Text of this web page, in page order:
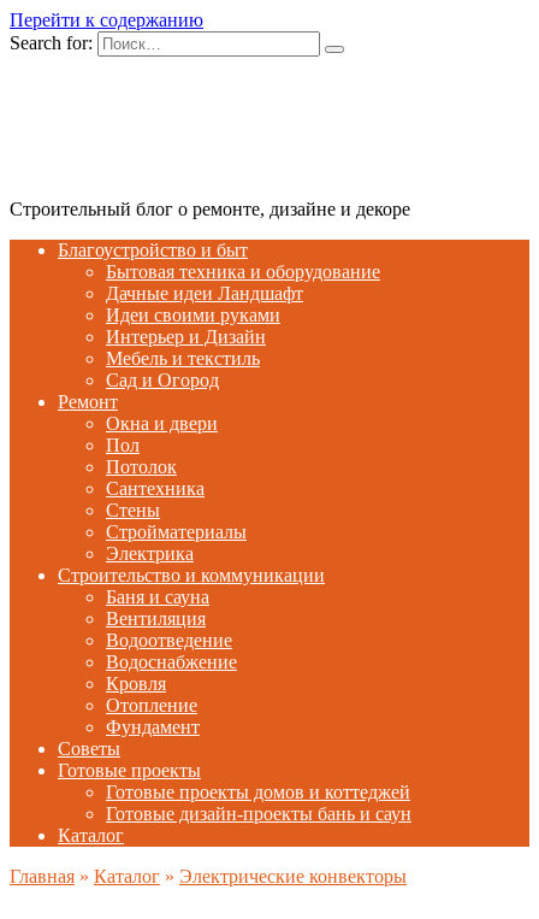
Перейти к содержанию
Search for:
Строительный блог о ремонте, дизайне и декоре
Благоустройство и быт
Бытовая техника и оборудование
Дачные идеи Ландшафт
Идеи своими руками
Интерьер и Дизайн
Мебель и текстиль
Сад и Огород
Ремонт
Окна и двери
Пол
Потолок
Сантехника
Стены
Стройматериалы
Электрика
Строительство и коммуникации
Баня и сауна
Вентиляция
Водоотведение
Водоснабжение
Кровля
Отопление
Фундамент
Советы
Готовые проекты
Готовые проекты домов и коттеджей
Готовые дизайн-проекты бань и саун
Каталог
Главная » Каталог » Электрические конвекторы